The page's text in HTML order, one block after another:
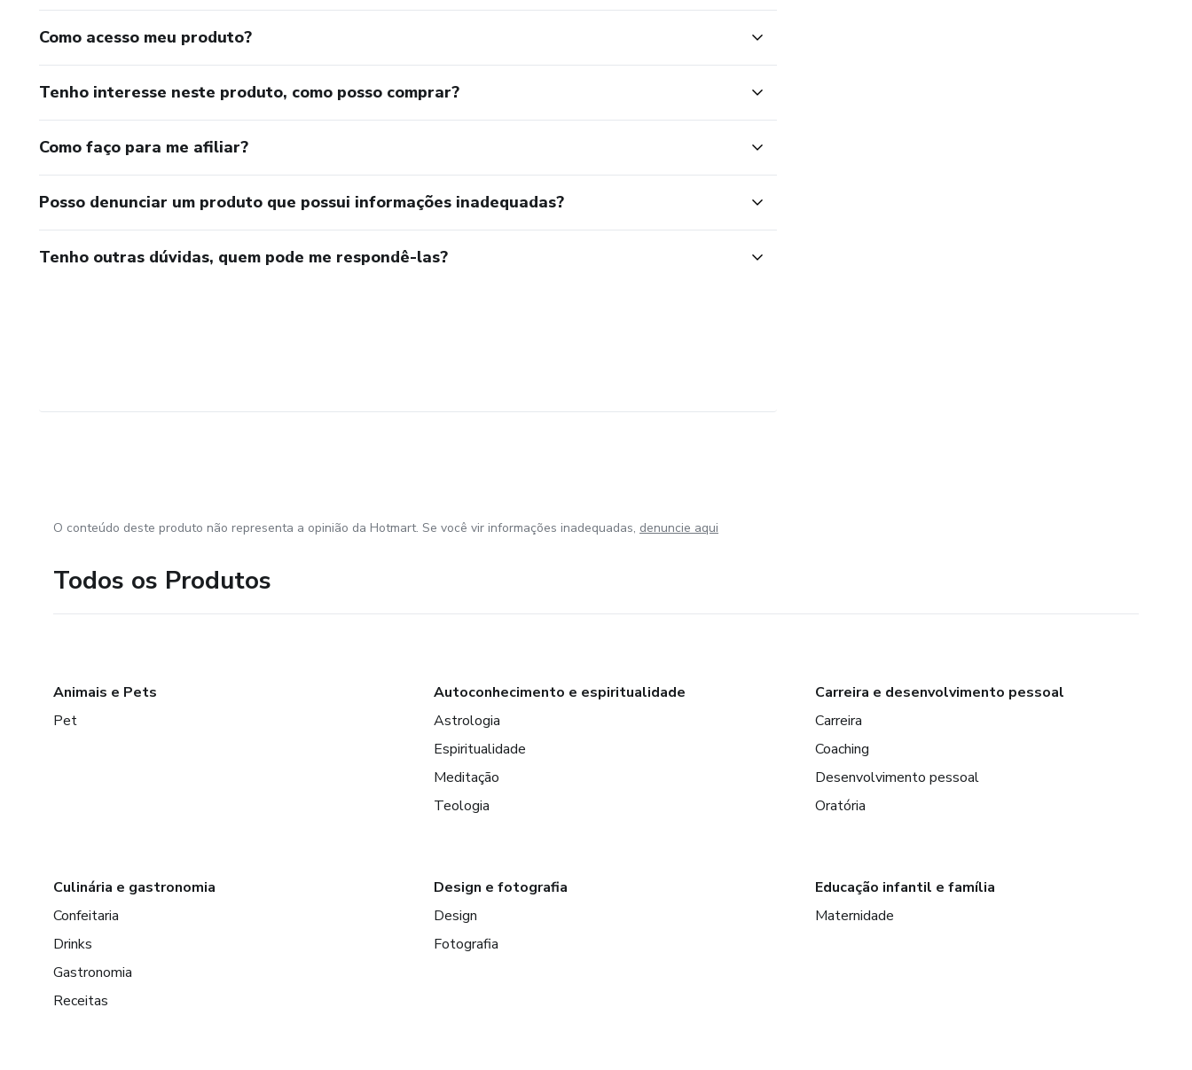
Como acesso meu produto?
Tenho interesse neste produto, como posso comprar?
Como faço para me afiliar?
Posso denunciar um produto que possui informações inadequadas?
Tenho outras dúvidas, quem pode me respondê-las?
O conteúdo deste produto não representa a opinião da Hotmart. Se você vir informações inadequadas, denuncie aqui
Todos os Produtos
Animais e Pets
Pet
Autoconhecimento e espiritualidade
Astrologia
Espiritualidade
Meditação
Teologia
Carreira e desenvolvimento pessoal
Carreira
Coaching
Desenvolvimento pessoal
Oratória
Culinária e gastronomia
Confeitaria
Drinks
Gastronomia
Receitas
Design e fotografia
Design
Fotografia
Educação infantil e família
Maternidade